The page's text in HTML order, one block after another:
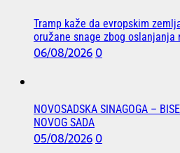
Tramp kaže da evropskim
oružane snage zbog oslanjanja
06/08/20260
NOVOSADSKA SINAGOGA –
NOVOG SADA
05/08/20260